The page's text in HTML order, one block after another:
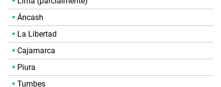
Áncash
La Libertad
Cajamarca
Piura
Tumbes